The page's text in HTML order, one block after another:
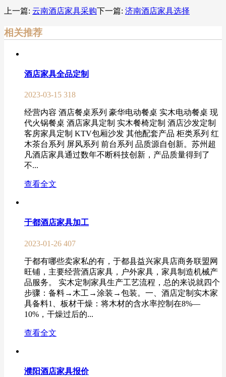
上一篇: 云南酒店家具采购下一篇: 济南酒店家具选择
相关推荐
酒店家具全品定制
2023-03-15 318
经营内容 酒店餐桌系列 豪华电动餐桌 实木电动餐桌 现
代火锅餐桌 酒店家具定制 实木餐椅定制 酒店沙发定制
客房家具定制 KTV包厢沙发 其他配套产品 柜类系列 红
木茶台系列 屏风系列 前台系列 品质源自创新。苏州超
凡酒店家具通过数年不断科技创新，产品质量得到了
不...
查看全文
于都酒店家具加工
2023-01-26 407
于都有哪些卖家私的有，于都县益兴家具店商务联盟网
旺铺，主要经营酒店家具，户外家具，家具制造机械产
品服务。 实木定制家具生产工艺流程，总的来说就四个
步骤：备料→木工→涂装→包装。一、酒店定制实木家
具备料1、板材干燥：将木材的含水率控制在8%—
10%，干燥过后的...
查看全文
濮阳酒店家具报价